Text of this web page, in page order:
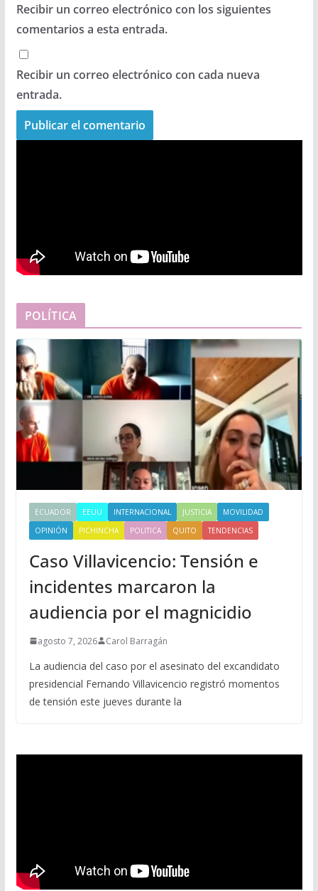
Recibir un correo electrónico con los siguientes
comentarios a esta entrada.
Recibir un correo electrónico con cada nueva
entrada.
POLÍTICA
ECUADOR EEUU INTERNACIONAL JUSTICIA
MOVILIDAD
OPINIÓN
PICHINCHA POLITICA QUITO TENDENCIAS
Caso Villavicencio: Tensión e
incidentes marcaron la
audiencia por el magnicidio
agosto 7, 2026 Carol Barragán
La audiencia del caso por el asesinato del excandidato
presidencial Fernando Villavicencio registró momentos
de tensión este jueves durante la